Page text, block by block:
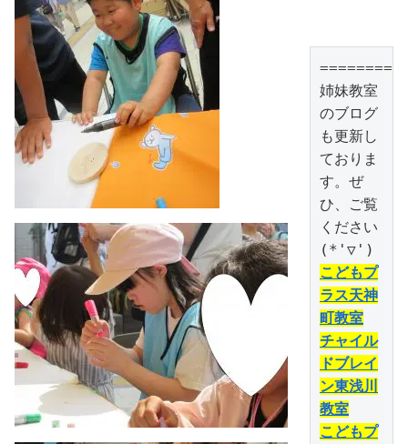
姉妹教室
のブログ
も更新し
ておりま
す。ぜ
ひ、ご覧
ください
こどもプ
ラス天神
町教室
チャイル
ドブレイ
ン東浅川
教室
こどもプ